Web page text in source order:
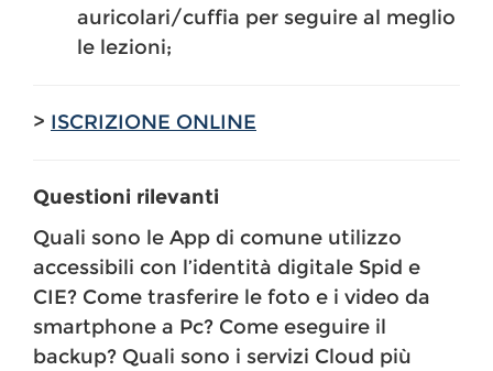
auricolari/cuffia per seguire al meglio
le lezioni;
> ISCRIZIONE ONLINE
Questioni rilevanti
Quali sono le App di comune utilizzo
accessibili con l’identità digitale Spid e
CIE? Come trasferire le foto e i video da
smartphone a Pc? Come eseguire il
backup? Quali sono i servizi Cloud più